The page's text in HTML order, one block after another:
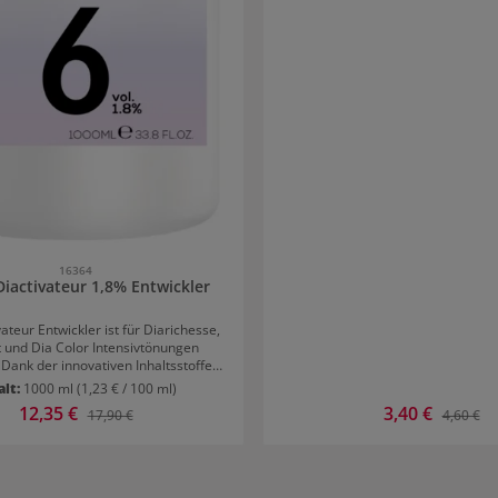
16364
1,8% Entwickler
Entwickler ist für Diarichesse,
und Dia Color Intensivtönungen
der innovativen Inhaltsstoffe
einer Behandlung brillante und
Farbergebnisse. Die Farbpigmente
tief im Haar und sehen dadurch
1000 ml (1,23 € / 100 ml)
Verkaufspreis:
12,35 € Regulärer Preis:
17,90 € Verkaufspreis:
3,40 € 4,60 €